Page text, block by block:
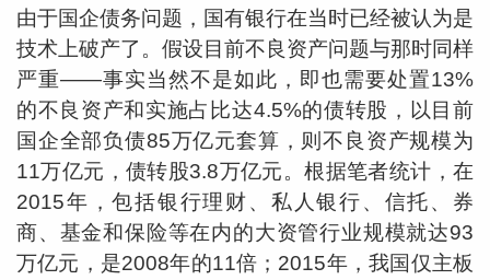
由于国企债务问题，国有银行在当时已经被认为是
技术上破产了。假设目前不良资产问题与那时同样
严重——事实当然不是如此，即也需要处置13%
的不良资产和实施占比达4.5%的债转股，以目前
国企全部负债85万亿元套算，则不良资产规模为
11万亿元，债转股3.8万亿元。根据笔者统计，在
2015年，包括银行理财、私人银行、信托、券
商、基金和保险等在内的大资管行业规模就达93
万亿元，是2008年的11倍；2015年，我国仅主板